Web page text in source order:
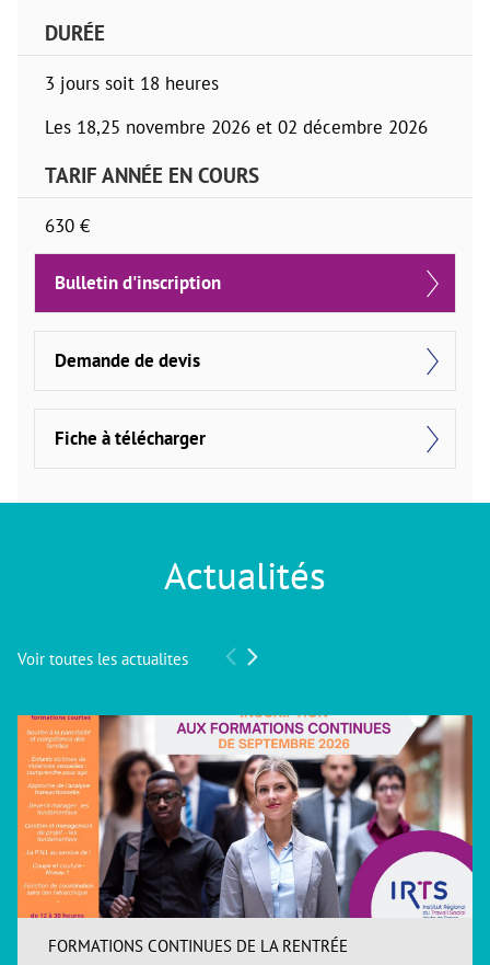
DURÉE
3 jours soit 18 heures
Les 18,25 novembre 2026 et 02 décembre 2026
TARIF ANNÉE EN COURS
630 €
Bulletin d'inscription
Demande de devis
Fiche à télécharger
Actualités
Voir toutes les actualites
FORMATIONS CONTINUES DE LA RENTRÉE